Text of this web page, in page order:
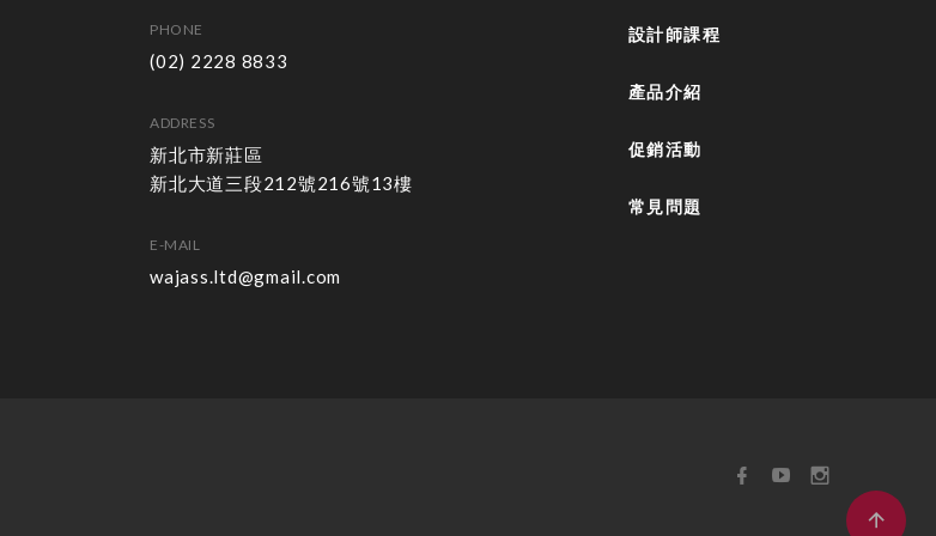
PHONE
(02) 2228 8833
ADDRESS
新北市新莊區
新北大道三段212號216號13樓
E-MAIL
wajass.ltd@gmail.com
設計師課程
產品介紹
促銷活動
常見問題